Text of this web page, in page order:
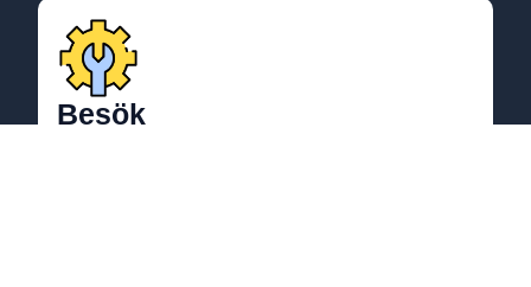
Besök